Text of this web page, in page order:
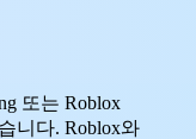
또는 Roblox
니다. Roblox와